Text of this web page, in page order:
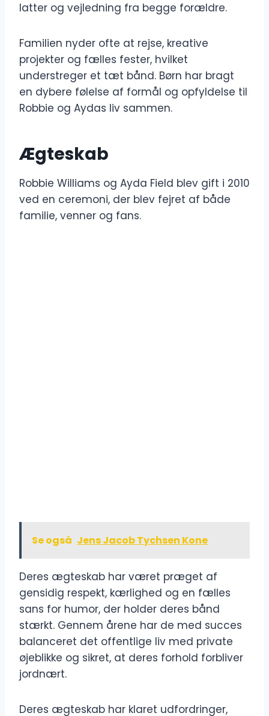
latter og vejledning fra begge forældre.
Familien nyder ofte at rejse, kreative
projekter og fælles fester, hvilket
understreger et tæt bånd. Børn har bragt
en dybere følelse af formål og opfyldelse til
Robbie og Aydas liv sammen.
Ægteskab
Robbie Williams og Ayda Field blev gift i 2010
ved en ceremoni, der blev fejret af både
familie, venner og fans.
Se også Jens Jacob Tychsen Kone
Deres ægteskab har været præget af
gensidig respekt, kærlighed og en fælles
sans for humor, der holder deres bånd
stærkt. Gennem årene har de med succes
balanceret det offentlige liv med private
øjeblikke og sikret, at deres forhold forbliver
jordnært.
Deres ægteskab har klaret udfordringer,